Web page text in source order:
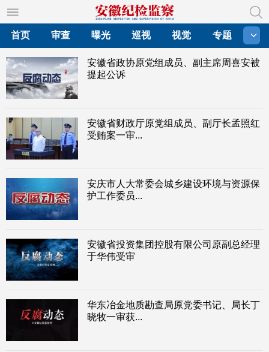
首页
审查 曝光 巡视 视觉 专题
安徽省政协原党组成员、副主席周喜安被
提起公诉
安徽省财政厅原党组成员、副厅长孟照红
受贿案一审...
安庆市人大常委会城乡建设环境与资源保
护工作委员...
安徽省投资集团控股有限公司原副总经理
于华伟受审
华东冶金地质勘查局原党委书记、局长丁
晓牧一审获...